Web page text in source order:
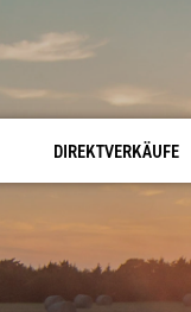
DIREKTVERKÄUFE